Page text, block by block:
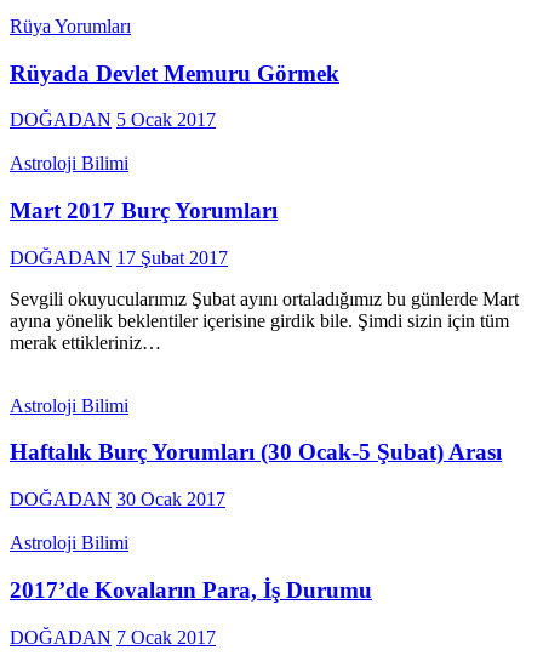
Rüya Yorumları
Rüyada Devlet Memuru Görmek
DOĞADAN 5 Ocak 2017
Astroloji Bilimi
Mart 2017 Burç Yorumları
DOĞADAN 17 Şubat 2017
Sevgili okuyucularımız Şubat ayını ortaladığımız bu günlerde Mart
ayına yönelik beklentiler içerisine girdik bile. Şimdi sizin için tüm
merak ettikleriniz…
Astroloji Bilimi
Haftalık Burç Yorumları (30 Ocak-5 Şubat) Arası
DOĞADAN 30 Ocak 2017
Astroloji Bilimi
2017’de Kovaların Para, İş Durumu
DOĞADAN 7 Ocak 2017